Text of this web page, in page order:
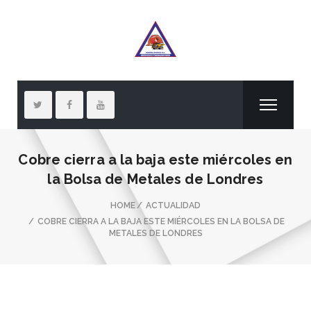
Cobre cierra a la baja este miércoles en
la Bolsa de Metales de Londres
HOME
ACTUALIDAD
COBRE CIERRA A LA BAJA ESTE MIÉRCOLES EN LA BOLSA DE
METALES DE LONDRES